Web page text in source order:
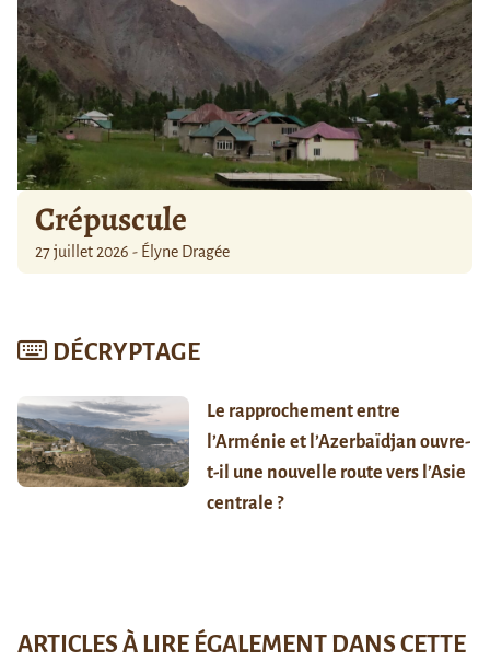
Crépuscule
27 juillet 2026 - Élyne Dragée
DÉCRYPTAGE
Le rapprochement entre
l’Arménie et l’Azerbaïdjan ouvre-
t-il une nouvelle route vers l’Asie
centrale ?
ARTICLES À LIRE ÉGALEMENT DANS CETTE